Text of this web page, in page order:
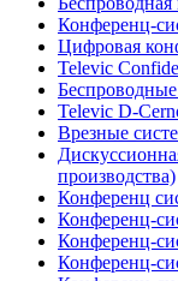
Конференц-
Цифровая
Televic
Televic D-
Врезные
производства)
Конференц
Конференц-
Конференц-
Конференц-